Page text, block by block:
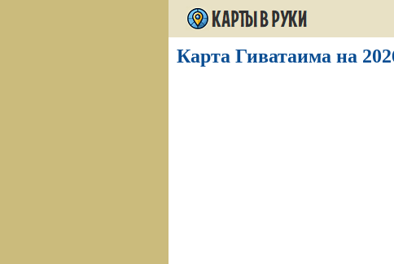
Карта Гиватаима на